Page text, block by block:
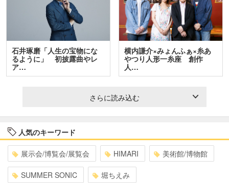
石井琢磨「人生の宝物にな
るように」 初披露曲やレ
ア…
横内謙介×みょんふぁ×糸あ
やつり人形一糸座 創作
人…
さらに読み込む
人気のキーワード
展示会/博覧会/展覧会 HIMARI 美術館/博物館
SUMMER SONIC 堀ちえみ